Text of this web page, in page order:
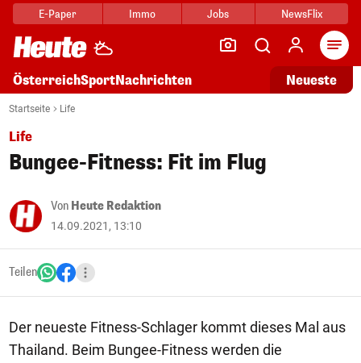
E-Paper Immo Jobs NewsFlix
ÖsterreichSportNachrichten Neueste
Startseite Life
Life
Bungee-Fitness: Fit im Flug
Von Heute Redaktion
14.09.2021, 13:10
Teilen
Der neueste Fitness-Schlager kommt dieses Mal aus
Thailand. Beim Bungee-Fitness werden die